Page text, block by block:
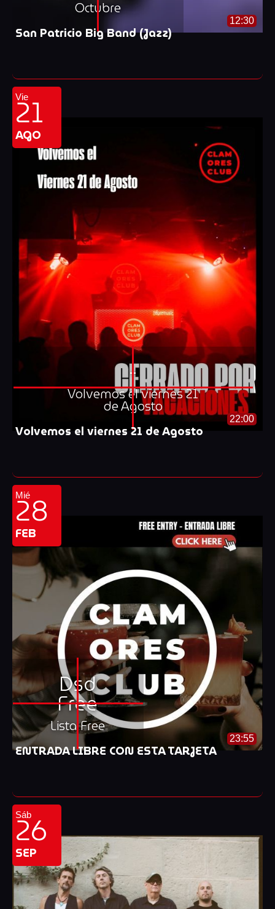
Octubre
12:30
San Patricio Big Band (Jazz)
Vie
21
AGO
-
Volvemos el viernes 21
de Agosto
22:00
Volvemos el viernes 21 de Agosto
Mié
28
FEB
Dsd
Free
Lista Free
23:55
ENTRADA LIBRE CON ESTA TARJETA
Sáb
26
SEP